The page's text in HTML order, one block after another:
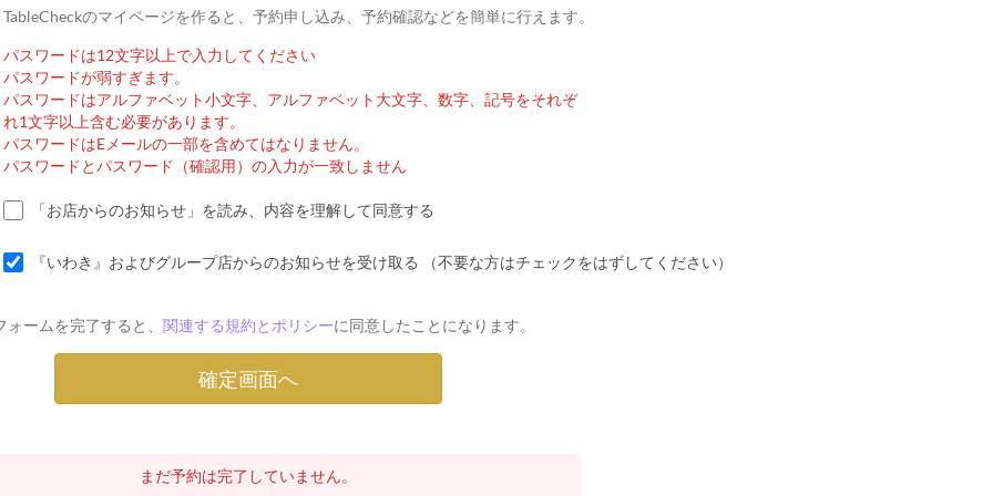
TableCheckのマイページを作ると、予約申し込み、予約確認などを簡単に行えます。
パスワードは12文字以上で入力してください
パスワードが弱すぎます。
パスワードはアルファベット小文字、アルファベット大文字、数字、記号をそれぞ
れ1文字以上含む必要があります。
パスワードはEメールの一部を含めてはなりません。
パスワードとパスワード（確認用）の入力が一致しません
「お店からのお知らせ」を読み、内容を理解して同意する
『いわき』およびグループ店からのお知らせを受け取る （不要な方はチェックをはずしてください）
ォームを完了すると、 関連する規約とポリシーに同意したことになります。
まだ予約は完了していません。